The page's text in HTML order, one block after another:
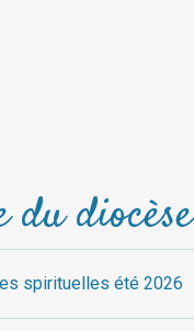
du diocèse
spirituelles été 2026